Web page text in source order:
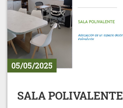
05/05/2025
SALA POLIVALENTE